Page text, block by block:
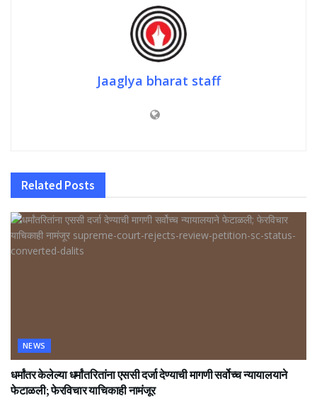
Jaaglya bharat staff
Related Posts
NEWS
धर्मांतर केलेल्या धर्मांतरितांना एससी दर्जा देण्याची मागणी सर्वोच्च न्यायालयाने
फेटाळली; फेरविचार याचिकाही नामंजूर